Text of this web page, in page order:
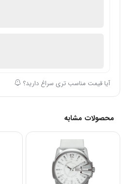
آیا قیمت مناسب تری سراغ دارید؟
محصولات مشابه